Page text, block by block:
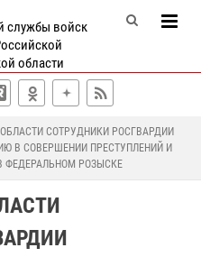
службы войск
области
СОТРУДНИКИ РОСГВАРДИИ
В СОВЕРШЕНИИ ПРЕСТУПЛЕНИЙ И
ФЕДЕРАЛЬНОМ РОЗЫСКЕ